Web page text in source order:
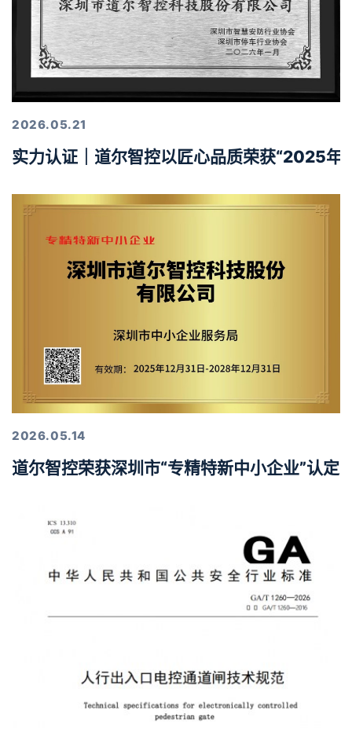
2026.05.21
实力认证｜道尔智控以匠心品质荣获“2025年
2026.05.14
道尔智控荣获深圳市“专精特新中小企业”认定